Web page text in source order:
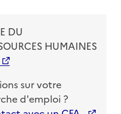
DU
HUMAINES
sur votre
d'emploi ?